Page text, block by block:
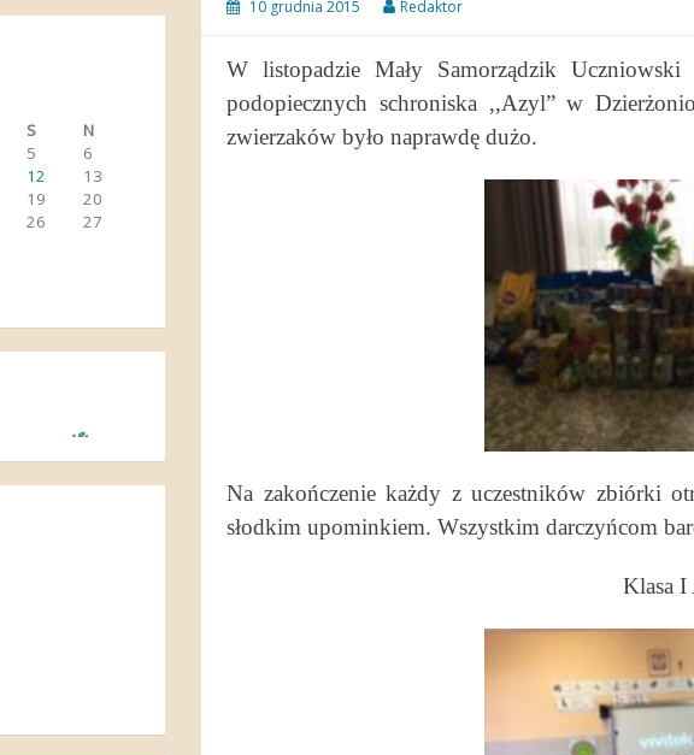
10 grudnia 2015 Redaktor
W listopadzie Mały Samorządzik
podopiecznych schroniska ,,Azyl” w
zwierzaków było naprawdę dużo.
Na zakończenie każdy z uczestników zbiórki
słodkim upominkiem. Wszystkim darczyńcom
Klasa I
S
N
5
6
12
13
19
20
26
27